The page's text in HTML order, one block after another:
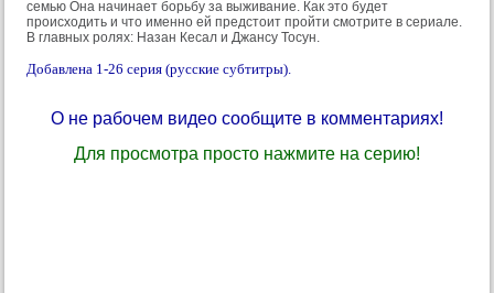
семью Она начинает борьбу за выживание. Как это будет
происходить и что именно ей предстоит пройти смотрите в сериале.
В главных ролях: Назан Кесал и Джансу Тосун.
Добавлена 1-26 серия (русские субтитры).
О не рабочем видео сообщите в комментариях!
Для просмотра просто нажмите на серию!